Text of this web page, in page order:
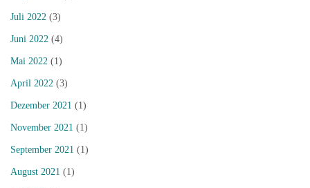
Juli 2022 (3)
Juni 2022 (4)
Mai 2022 (1)
April 2022 (3)
Dezember 2021 (1)
November 2021 (1)
September 2021 (1)
August 2021 (1)